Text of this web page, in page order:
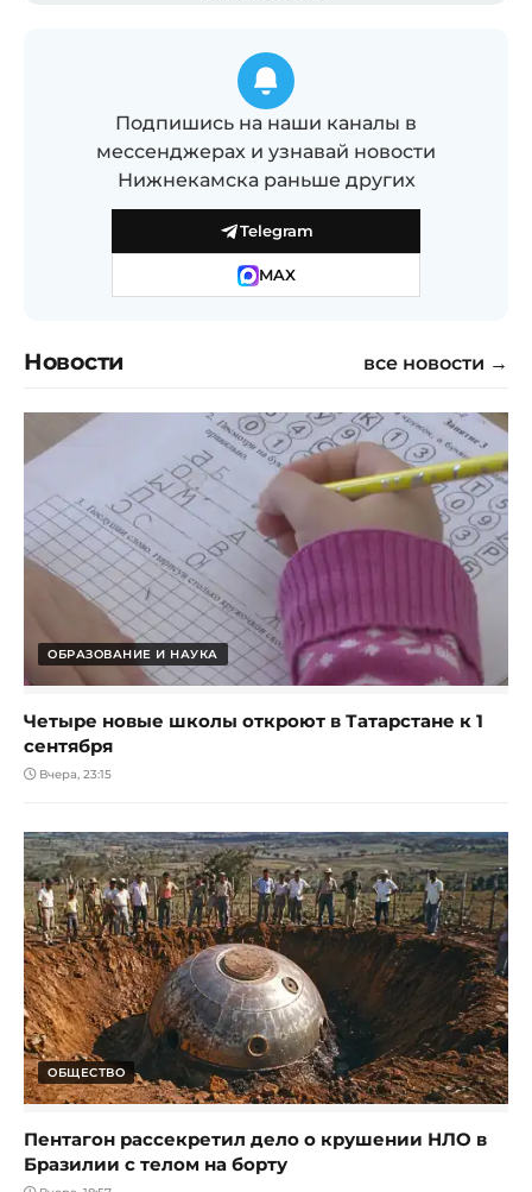
Подпишись на наши каналы в
мессенджерах и узнавай новости
Нижнекамска раньше других
Telegram
MAX
Новости все новости →
ОБРАЗОВАНИЕ И НАУКА
Четыре новые школы откроют в Татарстане к 1
сентября
Вчера, 23:15
ОБЩЕСТВО
Пентагон рассекретил дело о крушении НЛО в
Бразилии с телом на борту